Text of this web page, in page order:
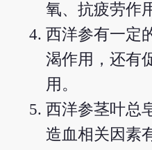
氧、抗疲劳作
西洋参有一定
渴作用，还有
用。
西洋参茎叶总
造血相关因素